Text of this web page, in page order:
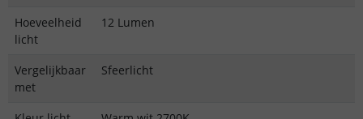
Hoeveelheid
licht
12 Lumen
Vergelijkbaar
met
Sfeerlicht